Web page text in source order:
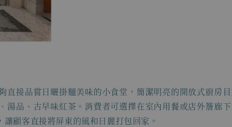
接品嘗日曬掛麵美味的小食堂，簡潔明亮的開放式廚房
湯品、古早味紅茶。消費者可選擇在室內用餐或店外簷廊
顧客直接將屏東的風和日麗打包回家。